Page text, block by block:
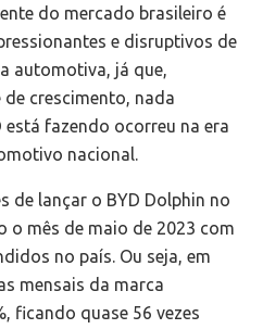
do mercado brasileiro é
e disruptivos de
automotiva, já que,
crescimento, nada
está fazendo ocorreu na era
nacional.
de lançar o BYD Dolphin no
o mês de maio de 2023 com
no país. Ou seja, em
mensais da marca
ficando quase 56 vezes